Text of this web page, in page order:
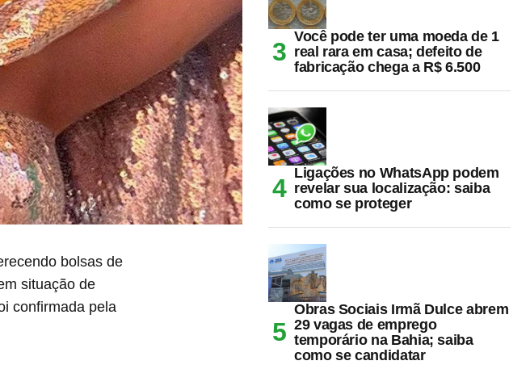
bolsas de
situação de
confirmada pela
Você pode ter uma moeda de 1
real rara em casa; defeito de
fabricação chega a R$ 6.500
Ligações no WhatsApp podem
revelar sua localização: saiba
como se proteger
Obras Sociais Irmã Dulce abrem
29 vagas de emprego
temporário na Bahia; saiba
como se candidatar